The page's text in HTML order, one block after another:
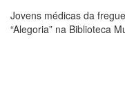
Jovens médicas da
“Alegoria” na Biblioteca